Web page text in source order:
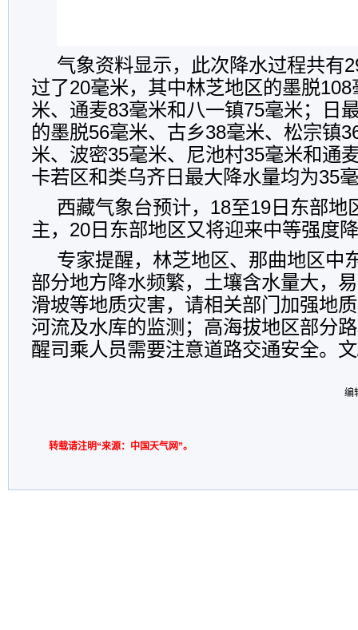
气象资料显示，此次降水过程共有
过了20毫米，其中林芝地区的墨脱
米、通麦83毫米和八一镇75毫米；日
的墨脱56毫米、古乡38毫米、松宗镇
米、波密35毫米、尼池村35毫米和通
卡若区和类乌齐日最大降水量均为35
西藏气象台预计，18至19日东部地
主，20日东部地区又将迎来中等强度
专家提醒，林芝地区、那曲地区中
部分地方降水频繁，土壤含水量大，
滑坡等地质灾害，请相关部门加强地
河流及水库的监测；高海拔地区部分
醒司乘人员需要注意道路交通安全。
编
转载请注明“来源：中国天气网”。